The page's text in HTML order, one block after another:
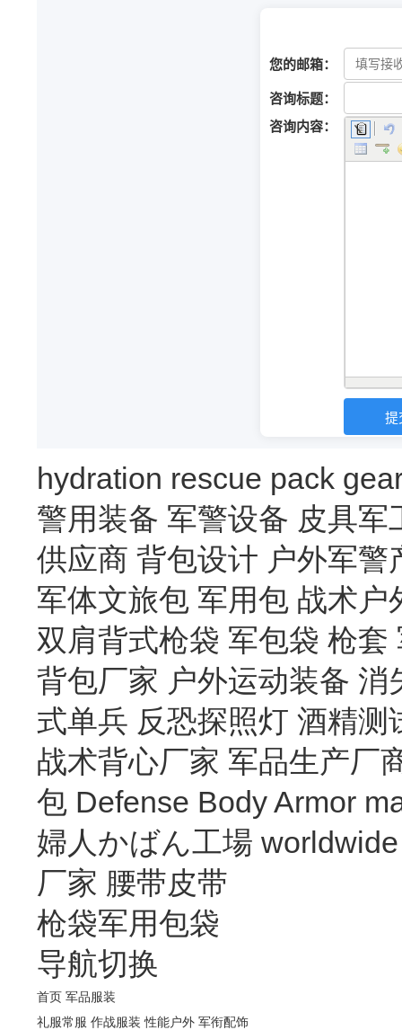
hydration rescue pack
警用装备 军警设备 皮具军
供应商 背包设计 户外军警
军体文旅包 军用包 战术户
双肩背式枪袋 军包袋 枪套
背包厂家 户外运动装备 消
式单兵 反恐探照灯 酒精测
战术背心厂家 军品生产厂
包 Defense Body Armor
婦人かばん工場 worldwide
厂家 腰带皮带
枪袋军用包袋
导航切换
首页 军品服装
礼服常服 作战服装 性能户外 军衔配饰